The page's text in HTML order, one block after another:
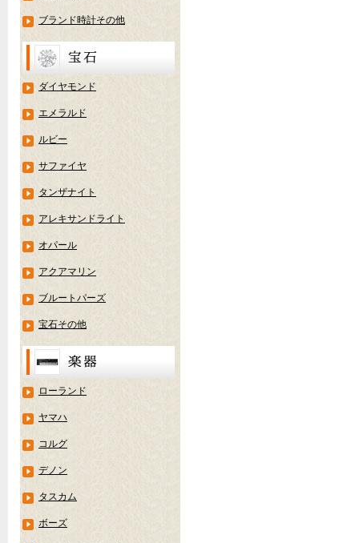
ブランド時計その他
ダイヤモンド
エメラルド
ルビー
サファイヤ
タンザナイト
アレキサンドライト
オパール
アクアマリン
ブルートパーズ
宝石その他
ローランド
ヤマハ
コルグ
デノン
タスカム
ボーズ